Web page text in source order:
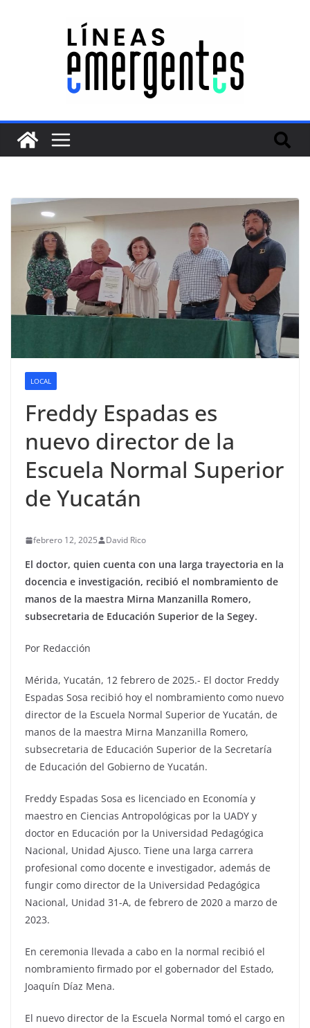
LOCAL
Freddy Espadas es
nuevo director de la
Escuela Normal Superior
de Yucatán
febrero 12, 2025 David Rico
El doctor, quien cuenta con una larga trayectoria en la
docencia e investigación, recibió el nombramiento de
manos de la maestra Mirna Manzanilla Romero,
subsecretaria de Educación Superior de la Segey.
Por Redacción
Mérida, Yucatán, 12 febrero de 2025.- El doctor Freddy
Espadas Sosa recibió hoy el nombramiento como nuevo
director de la Escuela Normal Superior de Yucatán, de
manos de la maestra Mirna Manzanilla Romero,
subsecretaria de Educación Superior de la Secretaría
de Educación del Gobierno de Yucatán.
Freddy Espadas Sosa es licenciado en Economía y
maestro en Ciencias Antropológicas por la UADY y
doctor en Educación por la Universidad Pedagógica
Nacional, Unidad Ajusco. Tiene una larga carrera
profesional como docente e investigador, además de
fungir como director de la Universidad Pedagógica
Nacional, Unidad 31-A, de febrero de 2020 a marzo de
2023.
En ceremonia llevada a cabo en la normal recibió el
nombramiento firmado por el gobernador del Estado,
Joaquín Díaz Mena.
El nuevo director de la Escuela Normal tomó el cargo en